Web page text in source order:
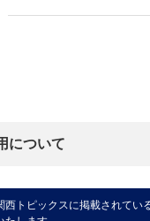
について
トピックスに掲載されてい